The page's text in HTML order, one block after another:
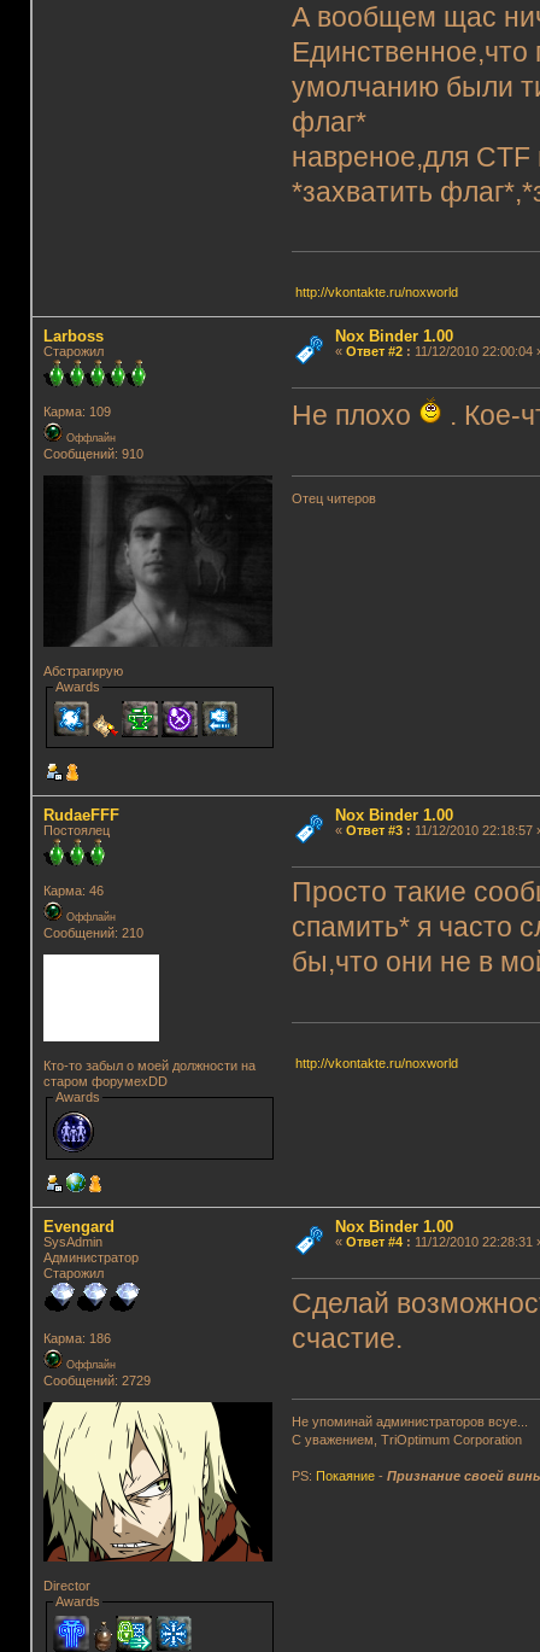
А вообщем щас
умолчанию были
флаг*
навреное,для
*захватить
http://vkontakte.ru/noxworld
Lаrboss
Старожил
Карма: 109
Оффлайн
Сообщений: 910
Абстрагирую
Awards
Nox Binder 1.00
« Ответ #2: 11/12/2010 22:00:04
Не плохо . Кое-
Отец читеров
RudaeFFF
Постоялец
Карма: 46
Оффлайн
Сообщений: 210
Кто-то забыл о моей должности на
старом форумеxDD
Awards
Nox Binder 1.00
« Ответ #3: 11/12/2010 22:18:57
Просто такие
спамить* я часто
бы,что они не в
http://vkontakte.ru/noxworld
Evengard
SysAdmin
Администратор
Старожил
Карма: 186
Оффлайн
Сообщений: 2729
Director
Awards
Nox Binder 1.00
« Ответ #4: 11/12/2010 22:28:31
Сделай
счастие.
Не упоминай администраторов всуе...
С уважением, TriOptimum Corporation
PS: Покаяние -Признание своей